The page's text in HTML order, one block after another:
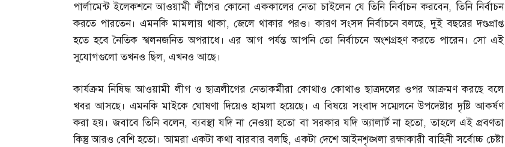
পার্লামেন্ট ইলেকশনে আওয়ামী লীগের কোনো এককালের নেতা চাইলেন যে তিনি নির্বাচন করবেন,তিনি নির্বাচন
করতে পারতেন। এমনকি মামলায় থাকা, জেলে থাকার পরও। কারণ সংসদ নির্বাচনে বলছে,দুই বছরের দণ্ডপ্রাপ্ত
হতে হবে নৈতিক স্খলনজনিত অপরাধে। এর আগ পর্যন্ত আপনি তো নির্বাচনে অংশগ্রহণ করতে পারেন। সো এই
সুযোগগুলো তখনও ছিল, এখনও আছে।
কার্যক্রম নিষিদ্ধ আওয়ামী লীগ ও ছাত্রলীগের নেতাকর্মীরা কোথাও কোথাও ছাত্রদলের ওপর আক্রমণ করছে বলে
খবর আসছে। এমনকি মাইকে ঘোষণা দিয়েও হামলা হয়েছে। এ বিষয়ে সংবাদ সম্মেলনে উপদেষ্টার দৃষ্টি আকর্ষণ
করা হয়। জবাবে তিনি বলেন,ব্যবস্থা যদি না নেওয়া হতো বা সরকার যদি অ্যালার্ট না হতো,তাহলে এই প্রবণতা
কিন্তু আরও বেশি হতো। আমরা একটা কথা বারবার বলছি,একটা দেশে আইনশৃঙ্খলা রক্ষাকারী বাহিনী সর্বোচ্চ চেষ্টা